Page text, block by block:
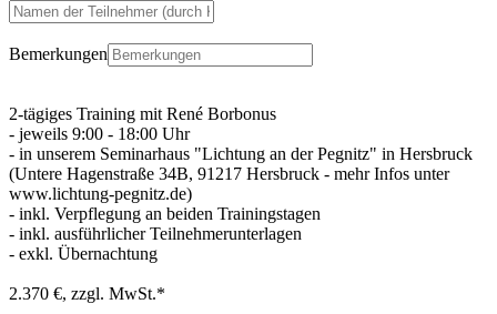
Bemerkungen
2-tägiges Training mit René Borbonus
- jeweils 9:00 - 18:00 Uhr
- in unserem Seminarhaus "Lichtung an der Pegnitz" in Hersbruck
(Untere Hagenstraße 34B, 91217 Hersbruck - mehr Infos unter
www.lichtung-pegnitz.de)
- inkl. Verpflegung an beiden Trainingstagen
- inkl. ausführlicher Teilnehmerunterlagen
- exkl. Übernachtung
2.370 €, zzgl. MwSt.*